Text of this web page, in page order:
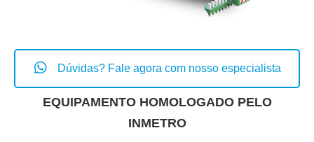
Dúvidas? Fale agora com nosso especialista
EQUIPAMENTO HOMOLOGADO PELO
INMETRO